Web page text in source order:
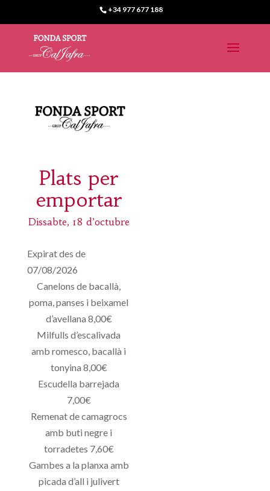
+34 977 677 188
Plats per
emportar
Dissabte, 18 d’octubre
Expirat des de
07/08/2026
Canelons de bacallà,
poma, panses i beixamel
d’avellana 8,00€
Milfulls d’escalivada
amb romesco, bacallà i
tonyina 8,00€
Escudella barrejada
7,00€
Remenat de camagrocs
amb buti negre i
torradetes 7,60€
Gambes a la planxa amb
picada d’all i julivert